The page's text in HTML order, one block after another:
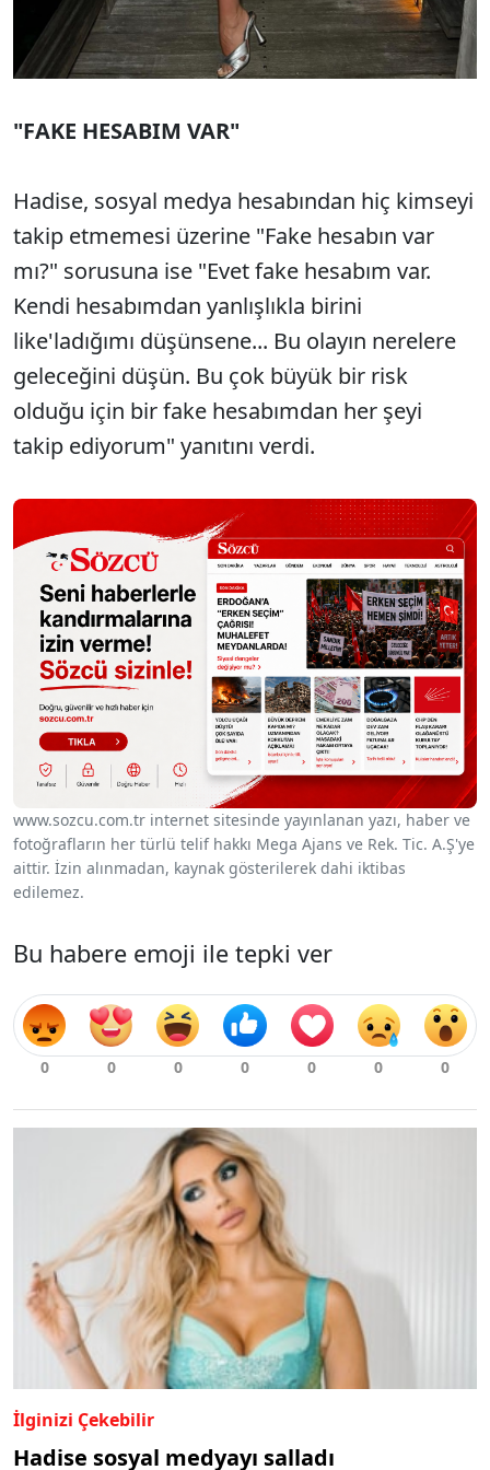
"FAKE HESABIM VAR"
Hadise, sosyal medya hesabından hiç kimseyi
takip etmemesi üzerine "Fake hesabın var
mı?" sorusuna ise "Evet fake hesabım var.
Kendi hesabımdan yanlışlıkla birini
like'ladığımı düşünsene... Bu olayın nerelere
geleceğini düşün. Bu çok büyük bir risk
olduğu için bir fake hesabımdan her şeyi
takip ediyorum" yanıtını verdi.
www.sozcu.com.tr internet sitesinde yayınlanan yazı, haber ve
fotoğrafların her türlü telif hakkı Mega Ajans ve Rek. Tic. A.Ş'ye
aittir. İzin alınmadan, kaynak gösterilerek dahi iktibas
edilemez.
Bu habere emoji ile tepki ver
İlginizi Çekebilir
Hadise sosyal medyayı salladı